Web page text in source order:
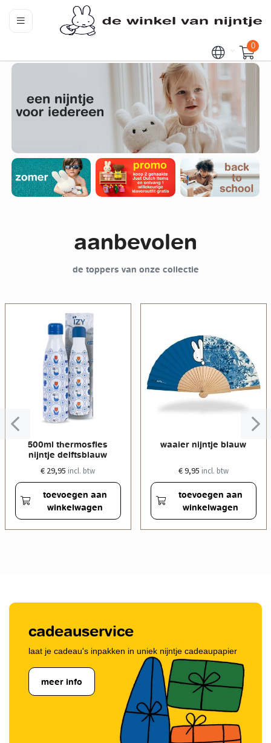
0
aanbevolen
de toppers van onze collectie
500ml thermosfles
nijntje delftsblauw
€ 29,95 incl. btw
toevoegen aan
winkelwagen
waaier nijntje blauw
€ 9,95 incl. btw
toevoegen aan
winkelwagen
cadeauservice
laat je cadeau's inpakken in uniek nijntje cadeaupapier
meer info